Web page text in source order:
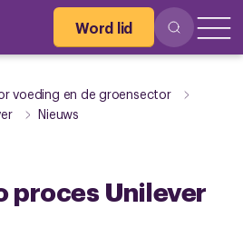
Word lid
voeding en de groensector
Nieuws
proces Unilever